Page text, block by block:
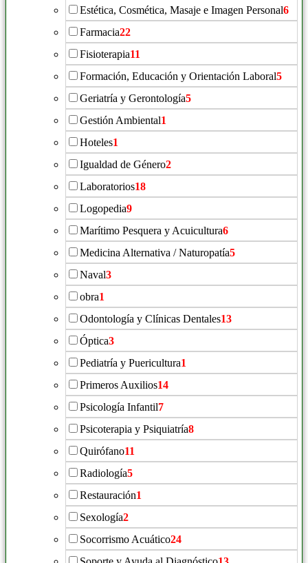
Estética, Cosmética, Masaje e Imagen Personal6
Farmacia22
Fisioterapia11
Formación, Educación y Orientación Laboral5
Geriatría y Gerontología5
Gestión Ambiental1
Hoteles1
Igualdad de Género2
Laboratorios18
Logopedia9
Marítimo Pesquera y Acuicultura6
Medicina Alternativa / Naturopatía5
Naval3
obra1
Odontología y Clínicas Dentales13
Óptica3
Pediatría y Puericultura1
Primeros Auxilios14
Psicología Infantil7
Psicoterapia y Psiquiatría8
Quirófano11
Radiología5
Restauración1
Sexología2
Socorrismo Acuático24